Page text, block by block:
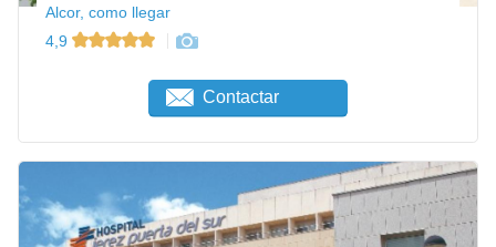
Alcor, como llegar
4,9
Contactar